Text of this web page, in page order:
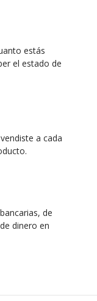
estás
el estado de
a cada
de
dinero en